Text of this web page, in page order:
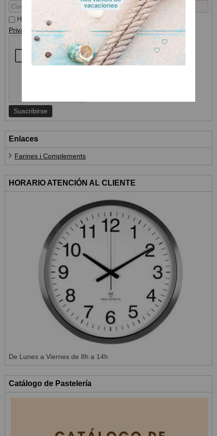
He leído y acepto el Tratamiento de datosy la
Política de
Privacidad
Enlaces
Farines i Complements
HORARIO ATENCIÓN AL CLIENTE
De Lunes a Viernes de 8h a 14h
Catálogo de Pastelería